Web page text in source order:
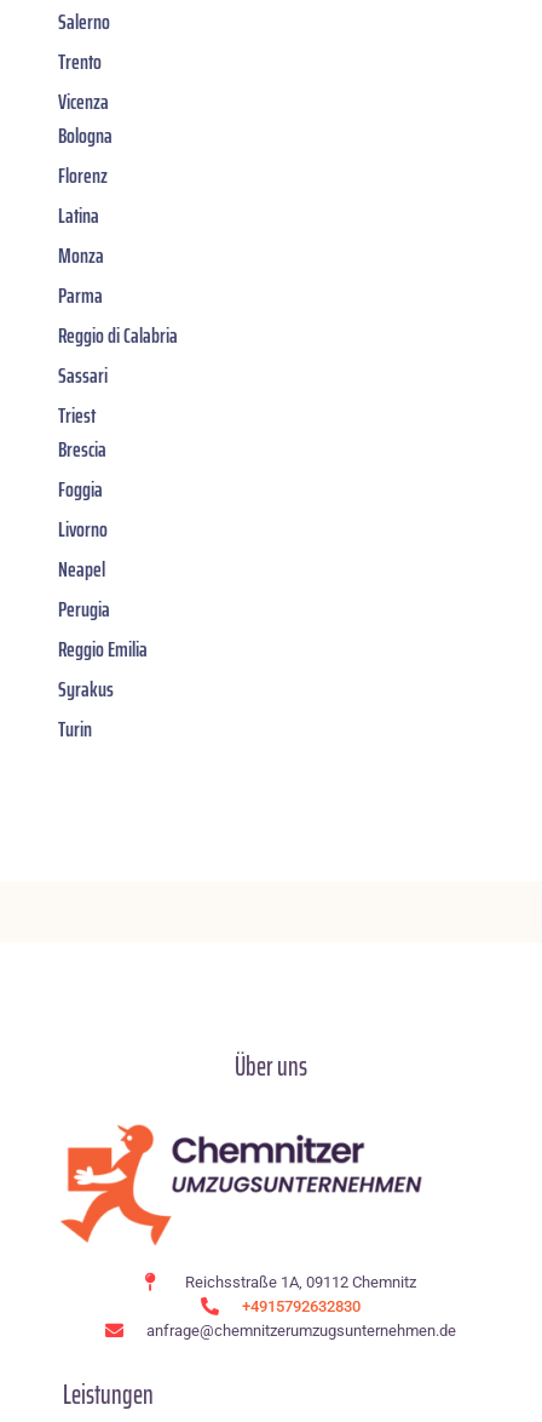
Salerno
Trento
Vicenza
Bologna
Florenz
Latina
Monza
Parma
Reggio di Calabria
Sassari
Triest
Brescia
Foggia
Livorno
Neapel
Perugia
Reggio Emilia
Syrakus
Turin
Über uns
Reichsstraße 1A, 09112 Chemnitz
+4915792632830
anfrage@chemnitzerumzugsunternehmen.de
Leistungen